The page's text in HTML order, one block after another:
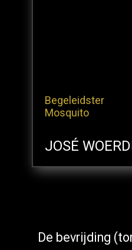
Begeleidster
Mosquito
JOSÉ
De bevrijding